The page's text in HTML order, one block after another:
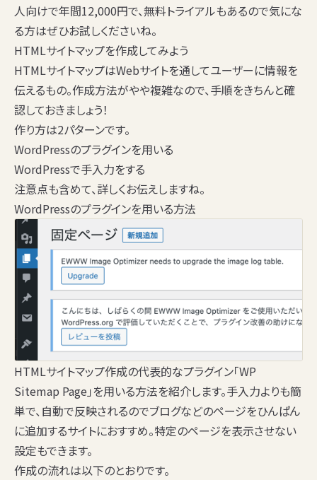
人向けで年間12,000円で、無料トライアルもあるので気にな
る方はぜひお試しくださいね。
HTMLサイトマップを作成してみよう
HTMLサイトマップはWebサイトを通してユーザーに情報を
伝えるもの。作成方法がやや複雑なので、手順をきちんと確
認しておきましょう！
作り方は2パターンです。
WordPressのプラグインを用いる
WordPressで手入力をする
注意点も含めて、詳しくお伝えしますね。
WordPressのプラグインを用いる方法
HTMLサイトマップ作成の代表的なプラグイン「WP
Sitemap Page」を用いる方法を紹介します。手入力よりも簡
単で、自動で反映されるのでブログなどのページをひんぱん
に追加するサイトにおすすめ。特定のページを表示させない
設定もできます。
作成の流れは以下のとおりです。